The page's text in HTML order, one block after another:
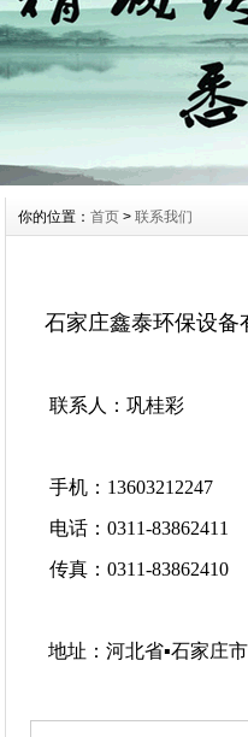
你的位置： 首页 > 联系我们
石家庄鑫泰环保设备
联系人：巩桂彩
手机：13603212247
电话：0311-83862411
传真：0311-83862410
地址：河北省▪石家庄